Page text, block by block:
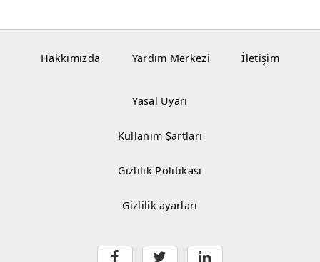
Hakkımızda Yardım Merkezi İletişim
Yasal Uyarı
Kullanım Şartları
Gizlilik Politikası
Gizlilik ayarları